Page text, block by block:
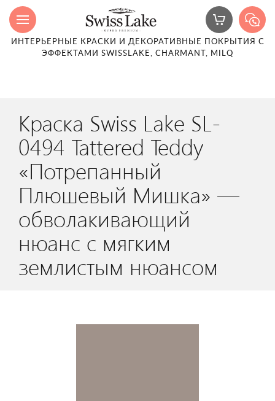
ИНТЕРЬЕРНЫЕ КРАСКИ И ДЕКОРАТИВНЫЕ ПОКРЫТИЯ С
ЭФФЕКТАМИ SWISSLAKE, CHARMANT, MILQ
Краска Swiss Lake SL-
0494 Tattered Teddy
«Потрепанный
Плюшевый Мишка» —
обволакивающий
нюанс с мягким
землистым нюансом